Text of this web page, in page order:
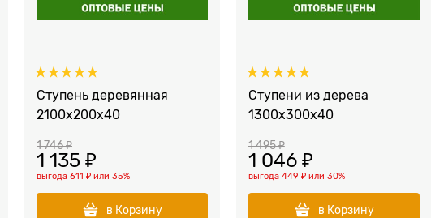
Ступень деревянная
2100x200x40
1 746 ₽
1 135 ₽
выгода 611 ₽ или 35%
в Корзину
Ступени из дерева
1300x300x40
1 495 ₽
1 046 ₽
выгода 449 ₽или 30%
в Корзину